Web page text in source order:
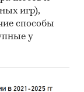
и
и мире.
игр),
способы
у